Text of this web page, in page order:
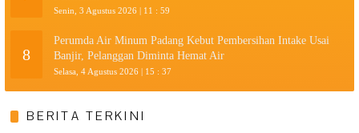
Senin, 3 Agustus 2026 | 11 : 59
8
Perumda Air Minum Padang Kebut Pembersihan Intake Usai
Banjir, Pelanggan Diminta Hemat Air
Selasa, 4 Agustus 2026 | 15 : 37
BERITA TERKINI